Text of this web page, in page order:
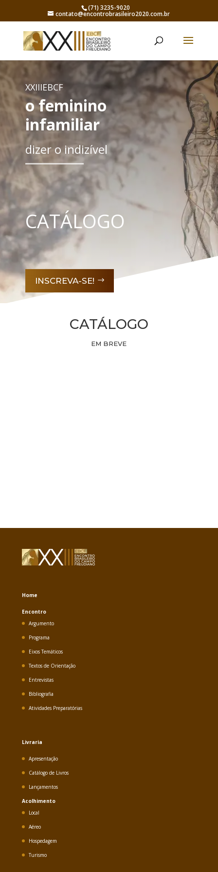
(71) 3235-9020
contato@encontrobrasileiro2020.com.br
XXIIIEBCF
o feminino
infamiliar
dizer o indizível
CATÁLOGO
INSCREVA-SE!
CATÁLOGO
EM BREVE
Home
Encontro
Argumento
Programa
Eixos Temáticos
Textos de Orientação
Entrevistas
Bibliografia
Atividades Preparatórias
Livraria
Apresentação
Catálogo de Livros
Lançamentos
Acolhimento
Local
Aéreo
Hospedagem
Turismo